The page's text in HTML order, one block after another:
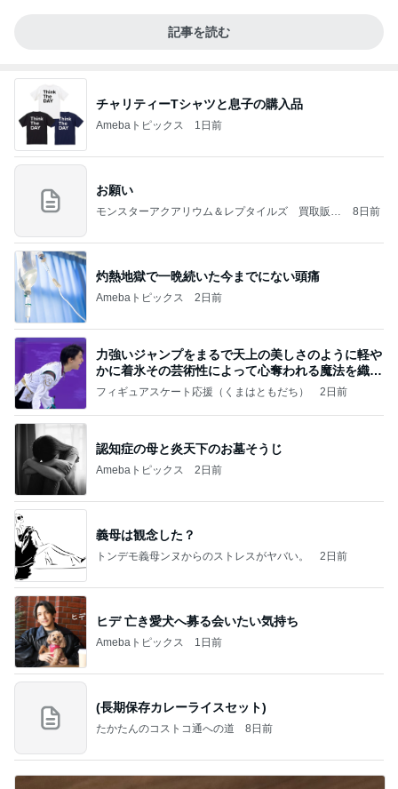
記事を読む
チャリティーTシャツと息子の購入品
Amebaトピックス 1日前
お願い
モンスターアクアリウム＆レプタイルズ 買取販売
8日前
灼熱地獄で一晩続いた今までにない頭痛
Amebaトピックス 2日前
力強いジャンプをまるで天上の美しさのように軽や
かに着氷その芸術性によって心奪われる魔法を織り
なす
フィギュアスケート応援（くまはともだち） 2日前
認知症の母と炎天下のお墓そうじ
Amebaトピックス 2日前
義母は観念した？
トンデモ義母ンヌからのストレスがヤバい。 2日前
ヒデ 亡き愛犬へ募る会いたい気持ち
Amebaトピックス 1日前
(長期保存カレーライスセット)
たかたんのコストコ通への道 8日前